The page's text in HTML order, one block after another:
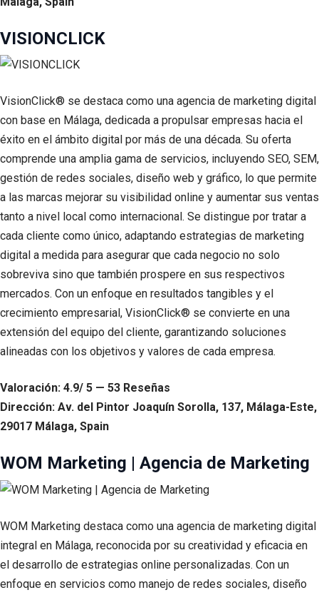
VISIONCLICK
VisionClick® se destaca como una agencia de marketing digital
con base en Málaga, dedicada a propulsar empresas hacia el
éxito en el ámbito digital por más de una década. Su oferta
comprende una amplia gama de servicios, incluyendo SEO, SEM,
gestión de redes sociales, diseño web y gráfico, lo que permite
a las marcas mejorar su visibilidad online y aumentar sus ventas
tanto a nivel local como internacional. Se distingue por tratar a
cada cliente como único, adaptando estrategias de marketing
digital a medida para asegurar que cada negocio no solo
sobreviva sino que también prospere en sus respectivos
mercados. Con un enfoque en resultados tangibles y el
crecimiento empresarial, VisionClick® se convierte en una
extensión del equipo del cliente, garantizando soluciones
alineadas con los objetivos y valores de cada empresa.
Valoración: 4.9/ 5 — 53 Reseñas
Dirección: Av. del Pintor Joaquín Sorolla, 137, Málaga-Este,
29017 Málaga, Spain
WOM Marketing | Agencia de Marketing
WOM Marketing destaca como una agencia de marketing digital
integral en Málaga, reconocida por su creatividad y eficacia en
el desarrollo de estrategias online personalizadas. Con un
enfoque en servicios como manejo de redes sociales, diseño